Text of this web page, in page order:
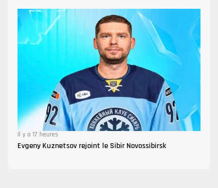
Il y a 17 heures
Evgeny Kuznetsov rejoint le Sibir Novossibirsk